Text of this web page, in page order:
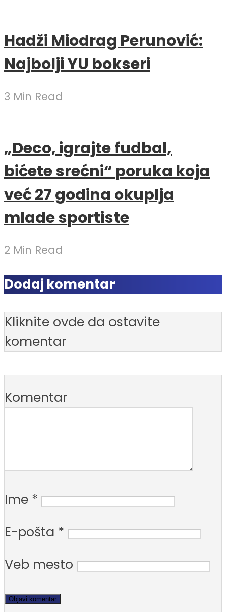
Hadži Miodrag Perunović:
Najbolji YU bokseri
3 Min Read
„Deco, igrajte fudbal,
bićete srećni“ poruka koja
već 27 godina okuplja
mlade sportiste
2 Min Read
Dodaj komentar
Kliknite ovde da ostavite
komentar
Komentar
Ime *
E-pošta *
Veb mesto